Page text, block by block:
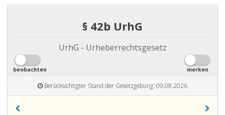
§ 42b UrhG
UrhG - Urheberrechtsgesetz
beobachten merken
Berücksichtigter Stand der Gesetzgebung: 09.08.2026